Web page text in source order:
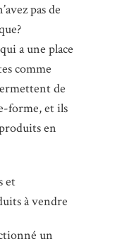
pas de
a une place
comme
de
forme, et ils
en
et
à vendre
un